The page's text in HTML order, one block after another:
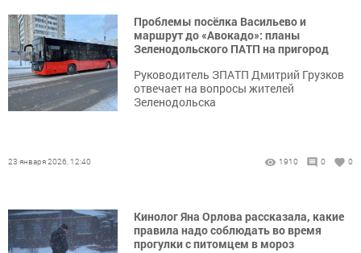
Проблемы посёлка Васильево и
маршрут до «Авокадо»: планы
Зеленодольского ПАТП на пригород
Руководитель ЗПАТП Дмитрий Грузков
отвечает на вопросы жителей
Зеленодольска
23 января 2026, 12:40 1910 0 0
Кинолог Яна Орлова рассказала, какие
правила надо соблюдать во время
прогулки с питомцем в мороз